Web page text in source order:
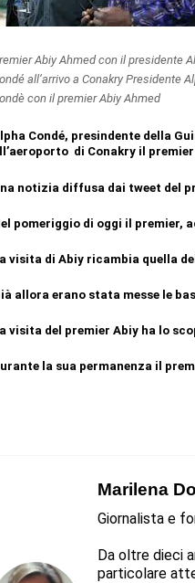
Abiy Ahmed con il presidente
all’arrivo a Conakry Presidente
con il premier Abiy Ahmed
Condé, presindente della
di Conakry il
notizia diffusa dai tweet del
pomeriggio di oggi il premier,
visita di Abiy ricambia quella
allora erano stata messe le
visita del premier Abiy ha lo
la sua permanenza il
Marilena
Giornalista e
Da oltre dieci
particolare